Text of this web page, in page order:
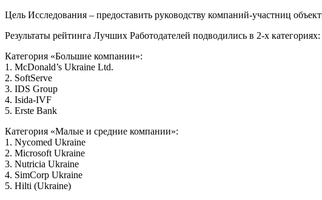
Цель Исследования – предоставить руководству компаний-участниц
Результаты рейтинга Лучших Работодателей подводились в 2-х
Категория «Большие компании»:
1. McDonald’s Ukraine Ltd.
2. SoftServe
3. IDS Group
4. Isida-IVF
5. Erste Bank
Категория «Малые и средние компании»:
1. Nycomed Ukraine
2. Microsoft Ukraine
3. Nutricia Ukraine
4. SimCorp Ukraine
5. Hilti (Ukraine)